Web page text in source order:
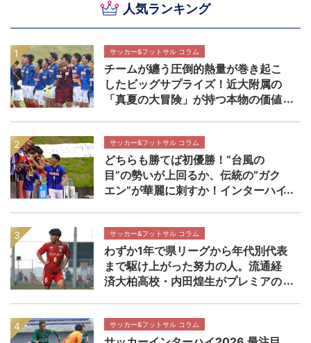
人気ランキング
サッカー&フットサル コラム
チームが纏う圧倒的熱量が巻き起こ
したビッグサプライズ！近大附属の
「真夏の大冒険」が持つ本物の価値
サッカー&フットサル コラム
どちらも勝てば初優勝！“台風の
目”の勢いが上回るか、伝統の“ガク
エン”が華麗に刺すか！インターハイ
サッカー&フットサル コラム
わずか1年で県リーグから年代別代表
まで駆け上がった努力の人。流通経
済大柏高校・内田煌生がプレミアの
×帝京長岡高校マッチレビュー
サッカー&フットサル コラム